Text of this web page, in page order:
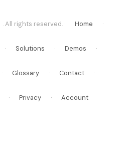
. All rights reserved. · Home ·
· Solutions · Demos ·
· Glossary · Contact ·
· Privacy · Account